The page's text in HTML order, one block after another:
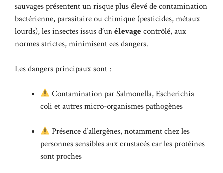
sauvages présentent un risque plus élevé de contamination
bactérienne, parasitaire ou chimique (pesticides, métaux
lourds), les insectes issus d’unélevagecontrôlé, aux
normes strictes, minimisent ces dangers.
Les dangers principaux sont :
Contamination par Salmonella, Escherichia
coli et autres micro-organismes pathogènes
Présence d’allergènes, notamment chez les
personnes sensibles aux crustacés car les protéines
sont proches